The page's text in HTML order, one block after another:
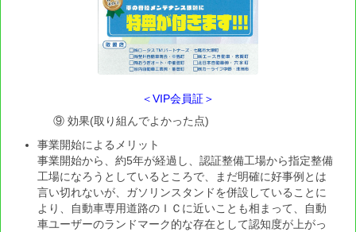
国交省OSS申請等の説明会レポート
＜VIP会員証＞
⑨ 効果(取り組んでよかった点)
事業開始によるメリット
事業開始から、約5年が経過し、認証整備工場から指定整備
工場になろうとしているところで、まだ明確に好事例とは
言い切れないが、ガソリンスタンドを併設していることに
より、自動車専用道路のＩＣに近いことも相まって、自動
車ユーザーのランドマーク的な存在として認知度が上がっ